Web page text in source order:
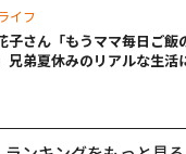
ライフ
子さん「もうママ毎日ご飯
兄弟夏休みのリアルな生活